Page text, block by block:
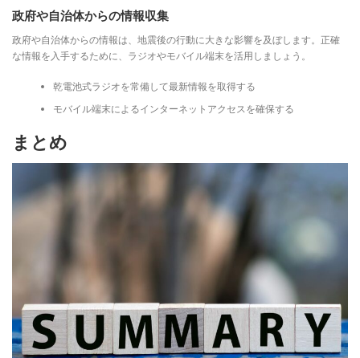
政府や自治体からの情報収集
政府や自治体からの情報は、地震後の行動に大きな影響を及ぼします。正確
な情報を入手するために、ラジオやモバイル端末を活用しましょう。
乾電池式ラジオを常備して最新情報を取得する
モバイル端末によるインターネットアクセスを確保する
まとめ